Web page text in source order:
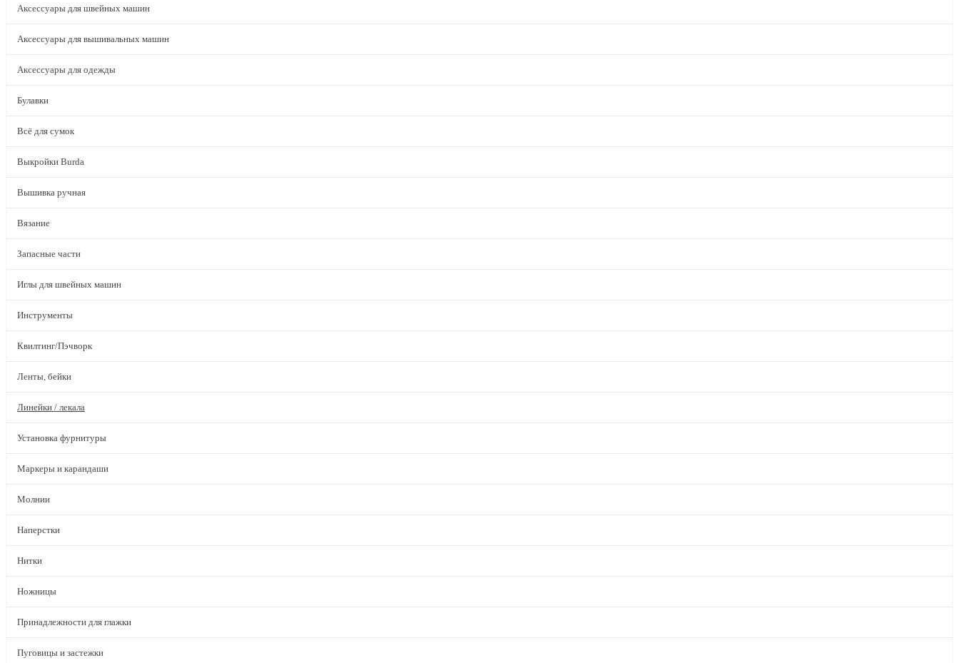
Аксессуары для швейных машин
Аксессуары для вышивальных машин
Аксессуары для одежды
Булавки
Всё для сумок
Выкройки Burda
Вышивка ручная
Вязание
Запасные части
Иглы для швейных машин
Инструменты
Квилтинг/Пэчворк
Ленты, бейки
Линейки / лекала
Установка фурнитуры
Маркеры и карандаши
Молнии
Наперстки
Нитки
Ножницы
Принадлежности для глажки
Пуговицы и застежки